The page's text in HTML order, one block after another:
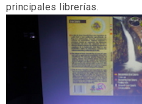
principales librerías.